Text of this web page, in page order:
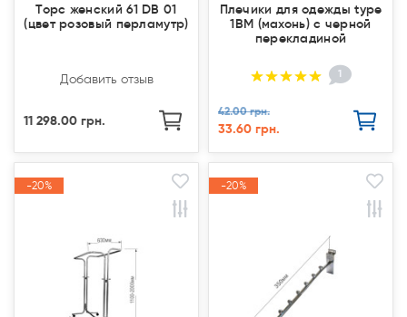
Торс женский 61 DB 01
(цвет розовый перламутр)
Добавить отзыв
11 298.00 грн.
Плечики для одежды type
1ВМ (махонь) с черной
перекладиной
1
42.00 грн.
33.60 грн.
-20%
-20% -20%
-20%